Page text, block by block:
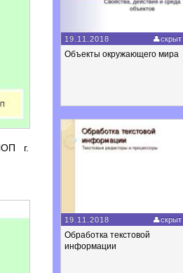
г.
19.11.2018 скрыт
Объекты окружающего мира
19.11.2018 скрыт
Обработка текстовой
информации